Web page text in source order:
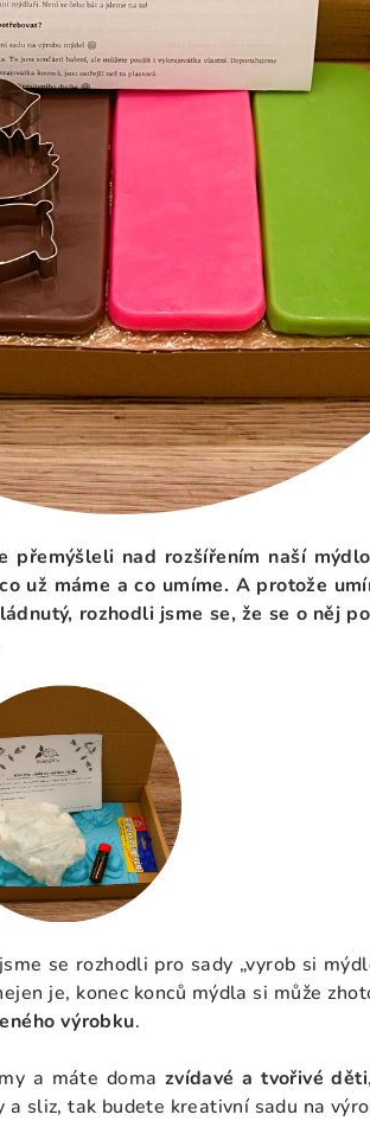
přemýšleli nad rozšířením naší
už máme a co umíme. A protože
rozhodli jsme se, že se o něj
se rozhodli pro sady „vyrob si
je, konec konců mýdla si může
výrobku.
a máte doma zvídavé a tvořivé děti
sliz, tak budete kreativní sadu na